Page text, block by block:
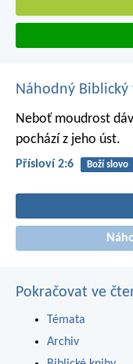
Náhodný Biblický
Neboť moudrost
pochází z jeho úst.
Přísloví 2:6 Boží slovo
Pokračovat ve
Témata
Archiv